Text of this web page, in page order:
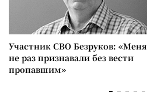
Участник СВО Безруков: «Меня
не раз признавали без вести
пропавшим»